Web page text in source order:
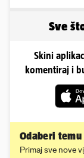
Sve
Skini
komentiraj i
Odaberi
Primaj sve nove